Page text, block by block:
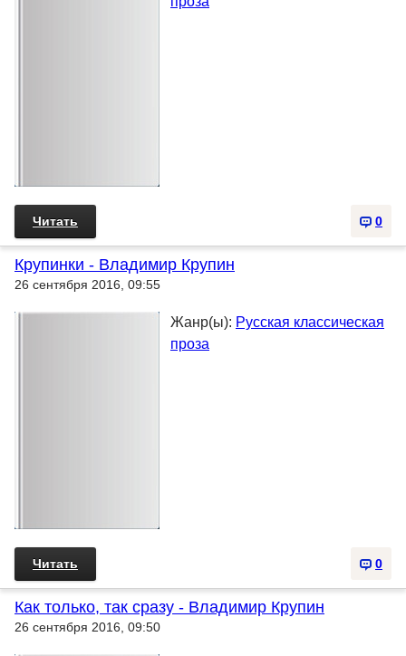
0
Читать
Крупинки - Владимир Крупин
26 сентября 2016, 09:55
Жанр(ы): Русская классическая
проза
0
Читать
Как только, так сразу - Владимир Крупин
26 сентября 2016, 09:50